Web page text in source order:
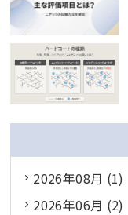
2026年08月 (1)
2026年06月 (2)